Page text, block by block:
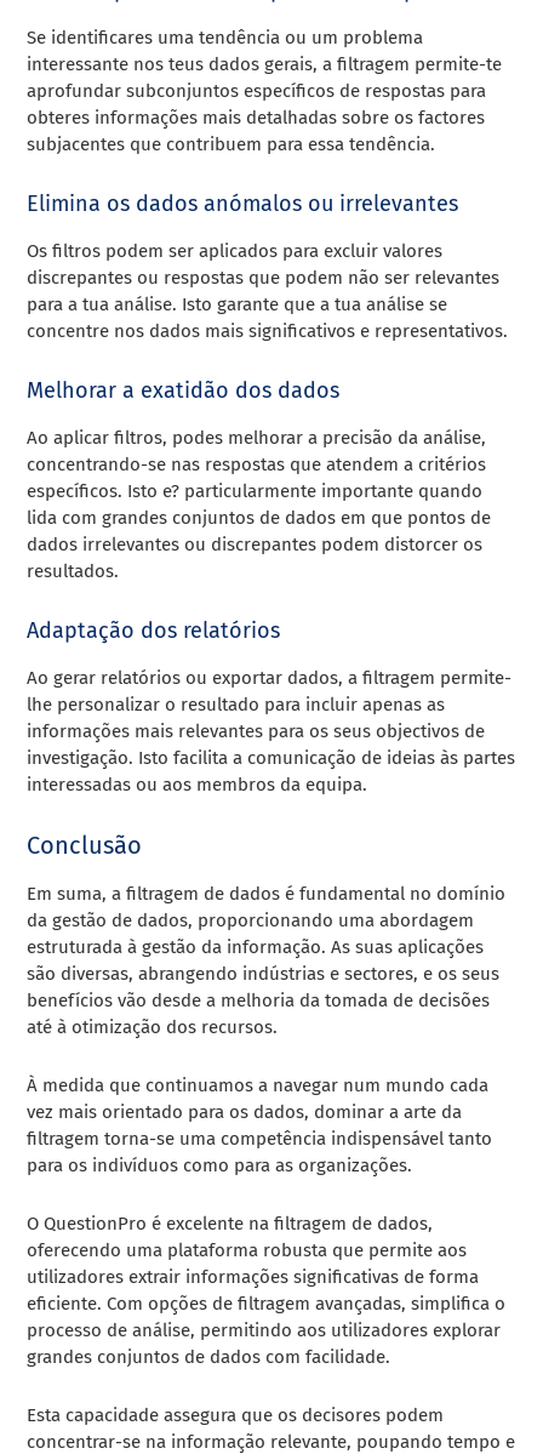
Se identificares uma tendência ou um problema
interessante nos teus dados gerais, a filtragem permite-te
aprofundar subconjuntos específicos de respostas para
obteres informações mais detalhadas sobre os factores
subjacentes que contribuem para essa tendência.
Elimina os dados anómalos ou irrelevantes
Os filtros podem ser aplicados para excluir valores
discrepantes ou respostas que podem não ser relevantes
para a tua análise. Isto garante que a tua análise se
concentre nos dados mais significativos e representativos.
Melhorar a exatidão dos dados
Ao aplicar filtros, podes melhorar a precisão da análise,
concentrando-se nas respostas que atendem a critérios
específicos. Isto e? particularmente importante quando
lida com grandes conjuntos de dados em que pontos de
dados irrelevantes ou discrepantes podem distorcer os
resultados.
Adaptação dos relatórios
Ao gerar relatórios ou exportar dados, a filtragem permite-
lhe personalizar o resultado para incluir apenas as
informações mais relevantes para os seus objectivos de
investigação. Isto facilita a comunicação de ideias às partes
interessadas ou aos membros da equipa.
Conclusão
Em suma, a filtragem de dados é fundamental no domínio
da gestão de dados, proporcionando uma abordagem
estruturada à gestão da informação. As suas aplicações
são diversas, abrangendo indústrias e sectores, e os seus
benefícios vão desde a melhoria da tomada de decisões
até à otimização dos recursos.
À medida que continuamos a navegar num mundo cada
vez mais orientado para os dados, dominar a arte da
filtragem torna-se uma competência indispensável tanto
para os indivíduos como para as organizações.
O QuestionPro é excelente na filtragem de dados,
oferecendo uma plataforma robusta que permite aos
utilizadores extrair informações significativas de forma
eficiente. Com opções de filtragem avançadas, simplifica o
processo de análise, permitindo aos utilizadores explorar
grandes conjuntos de dados com facilidade.
Esta capacidade assegura que os decisores podem
concentrar-se na informação relevante, poupando tempo e